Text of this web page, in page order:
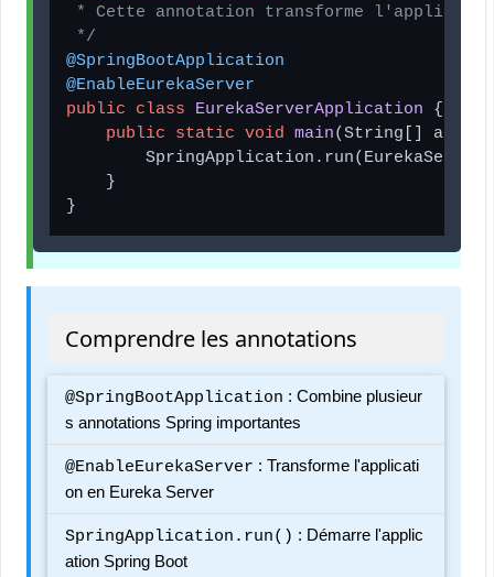
* Cette annotation transforme
*/
@SpringBootApplication
@EnableEurekaServer
public
class EurekaServerApplication {
public
static void main(String[] args)
    }
}
Comprendre les annotations
@SpringBootApplication : Combine plusieur
s annotations Spring importantes
@EnableEurekaServer : Transforme l'applicati
on en Eureka Server
SpringApplication.run() : Démarre l'applic
ation Spring Boot